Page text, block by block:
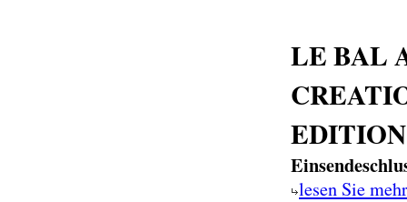
LE BAL
lesen Sie mehr